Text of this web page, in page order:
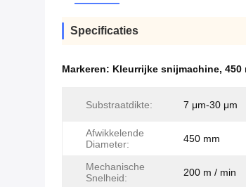
Specificaties
Markeren: Kleurrijke snijmachine, 450
Substraatdikte: 7 μm-30 μm
Afwikkelende
Diameter:
450 mm
Mechanische
Snelheid:
200 m / min